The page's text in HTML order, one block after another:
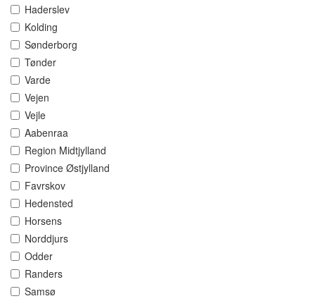
Haderslev
Kolding
Sønderborg
Tønder
Varde
Vejen
Vejle
Aabenraa
Region Midtjylland
Province Østjylland
Favrskov
Hedensted
Horsens
Norddjurs
Odder
Randers
Samsø